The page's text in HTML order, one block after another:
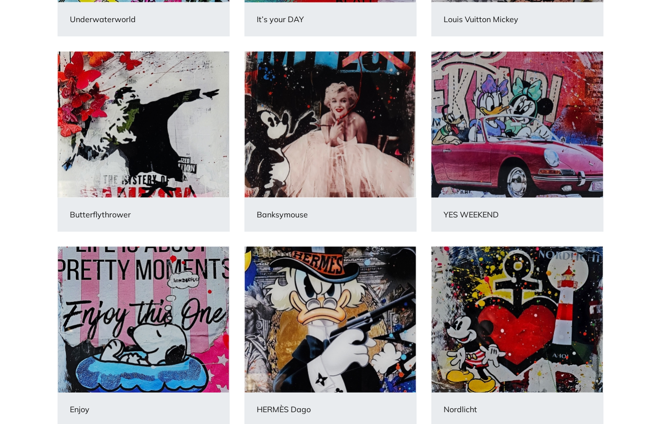
Underwaterworld Louis Vuitton Mickey
It’s your DAY
Butterflythrower YES WEEKEND
Banksymouse
Enjoy Nordlicht
HERMÈS Dago